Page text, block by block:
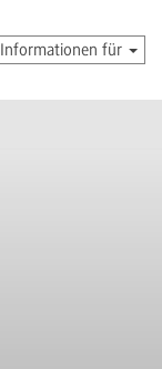
Informationen für